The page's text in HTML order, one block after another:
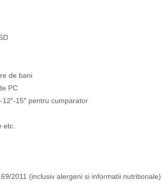
de bani
PC
15″ pentru cumparator
etc.
2011 (inclusiv alergeni si informatii nutritionale)